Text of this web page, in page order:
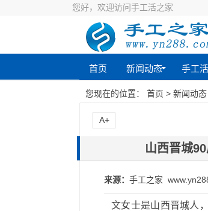
您好，欢迎访问手工活之家
首页 新闻动态 手工
您现在的位置： 首页 > 新闻动态
山西晋城
来源： 手工之家
文女士是山西晋城人
A+